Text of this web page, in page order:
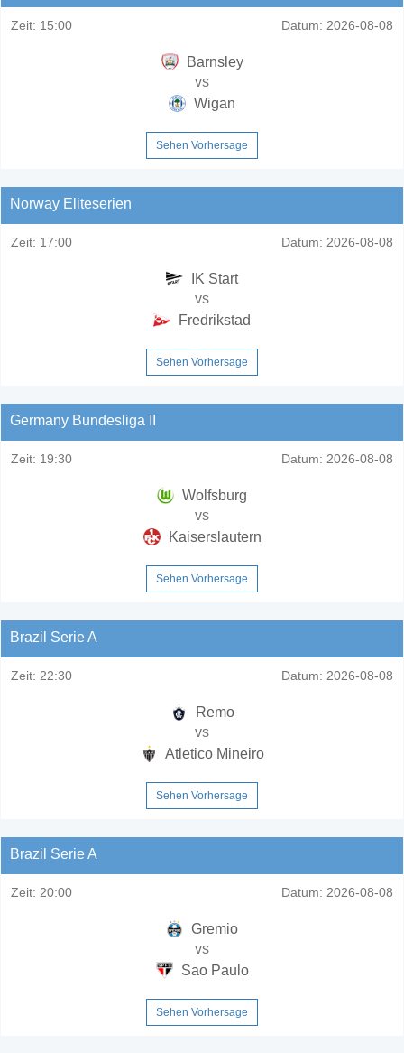
Zeit: 15:00 Datum: 2026-08-08
Barnsley
vs
Wigan
Sehen Vorhersage
Norway Eliteserien
Zeit: 17:00 Datum: 2026-08-08
IK Start
vs
Fredrikstad
Sehen Vorhersage
Germany Bundesliga II
Zeit: 19:30 Datum: 2026-08-08
Wolfsburg
vs
Kaiserslautern
Sehen Vorhersage
Brazil Serie A
Zeit: 22:30 Datum: 2026-08-08
Remo
vs
Atletico Mineiro
Sehen Vorhersage
Brazil Serie A
Zeit: 20:00 Datum: 2026-08-08
Gremio
vs
Sao Paulo
Sehen Vorhersage